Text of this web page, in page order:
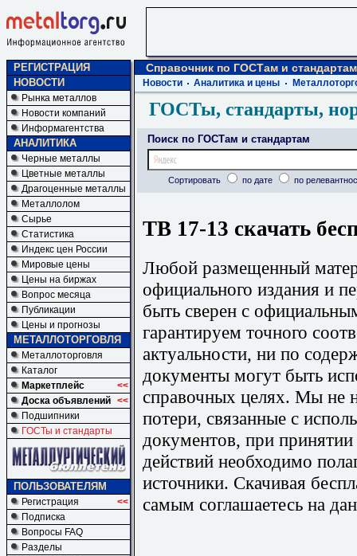
РЕГИСТРАЦИЯ
НОВОСТИ
Рынка металлов
Новости компаний
Информагентства
АНАЛИТИКА
Черные металлы
Цветные металлы
Драгоценные металлы
Металлолом
Сырье
Статистика
Индекс цен России
Мировые цены
Цены на биржах
Вопрос месяца
Публикации
Цены и прогнозы
МЕТАЛЛОТОРГОВЛЯ
Металлоторговля
Каталог
Маркетплейс
<<
Доска объявлений <<
Подшипники
ГОСТы и стандарты
ПОЛЬЗОВАТЕЛЯМ
Регистрация
<<
Подписка
Вопросы FAQ
Разделы
Справочник по ГОСТам и стандартам
Новости Аналитика и цены
ГОСТы, стандарты,
Поиск по ГОСТам и стандартам
Сортировать по дате по
ТВ 17-13 скачать
Любой размещенный
официального издания и
быть сверен с
гарантируем точного
актуальности, ни по
документы могут быть
справочных целях. Мы не
потери, связанные с
документов, при
действий необходимо
источники. Скачивая
самым соглашаетесь на